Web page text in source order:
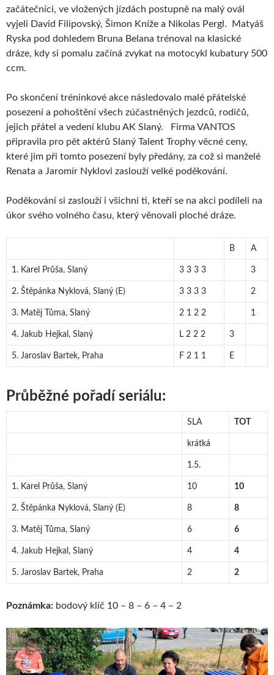
začátečníci, ve vložených jízdách postupně na malý ovál
vyjeli David Filipovský, Šimon Kníže a Nikolas Pergl. Matyáš
Ryska pod dohledem Bruna Belana trénoval na klasické
dráze, kdy si pomalu začíná zvykat na motocykl kubatury 500
ccm.
Po skončení tréninkové akce následovalo malé přátelské
posezení a pohoštění všech zúčastněných jezdců, rodičů,
jejich přátel a vedení klubu AK Slaný. Firma VANTOS
připravila pro pět aktérů Slaný Talent Trophy věcné ceny,
které jim při tomto posezení byly předány, za což si manželé
Renata a Jaromír Nyklovi zaslouží velké poděkování.
Poděkování si zaslouží i všichni ti, kteří se na akci podíleli na
úkor svého volného času, který věnovali ploché dráze.
B A
1. Karel Průša, Slaný 3 3 3 3 3
2. Štěpánka Nyklová, Slaný (E) 3 3 3 3 2
3. Matěj Tůma, Slaný 2 1 2 2 1
4. Jakub Hejkal, Slaný L 2 2 2 3
5. Jaroslav Bartek, Praha F 2 1 1 E
Průběžné pořadí seriálu:
SLA TOT
krátká
1.5.
1. Karel Průša, Slaný 10 10
2. Štěpánka Nyklová, Slaný (E) 8 8
3. Matěj Tůma, Slaný 6 6
4. Jakub Hejkal, Slaný 4 4
5. Jaroslav Bartek, Praha 2 2
Poznámka: bodový klíč 10 – 8 – 6 – 4 – 2